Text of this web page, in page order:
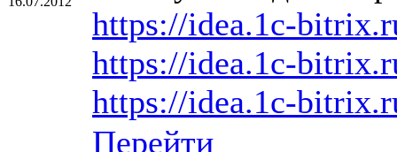
https://idea.1c-
https://idea.1c-
https://idea.1c-
Перейти